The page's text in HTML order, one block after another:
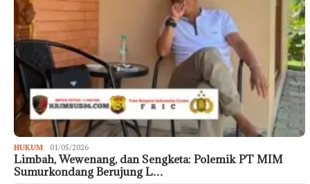
HUKUM 01/05/2026
Limbah, Wewenang, dan Sengketa: Polemik PT MIM
Sumurkondang Berujung L…